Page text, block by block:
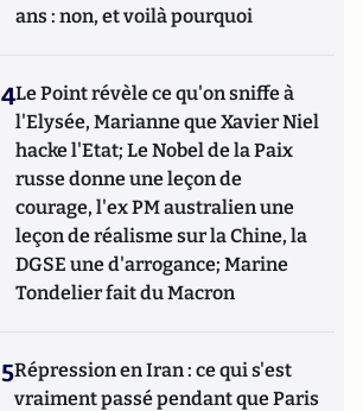
ans : non, et voilà pourquoi
4Le Point révèle ce qu'on sniffe à
l'Elysée, Marianne que Xavier Niel
hacke l'Etat; Le Nobel de la Paix
russe donne une leçon de
courage, l'ex PM australien une
leçon de réalisme sur la Chine, la
DGSE une d'arrogance; Marine
Tondelier fait du Macron
5Répression en Iran : ce qui s'est
vraiment passé pendant que Paris